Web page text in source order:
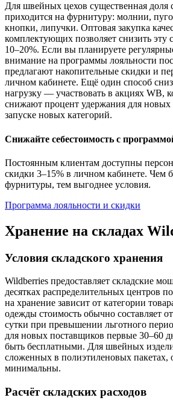
Для швейных цехов существенная доля
приходится на фурнитуру: молнии,
кнопки, липучки. Оптовая закупка
комплектующих позволяет снизить эту
10–20%. Если вы планируете
внимание на программы лояльности
предлагают накопительные скидки и
личном кабинете. Ещё один способ
нагрузку — участвовать в акциях WB,
снижают процент удержания для
запуске новых категорий.
Снижайте себестоимость с
Постоянным клиентам доступны
скидки 3–15% в личном кабинете. Чем
фурнитуры, тем выгоднее условия.
Программа лояльности и скидки
Хранение на складах
Условия складского хранения
Wildberries предоставляет складские
десятках распределительных центров
на хранение зависит от категории
одежды стоимость обычно составляет
сутки при превышении льготного
для новых поставщиков первые 30–60
быть бесплатными. Для швейных
сложенных в полиэтиленовых пакетах,
минимальны.
Расчёт складских расходов